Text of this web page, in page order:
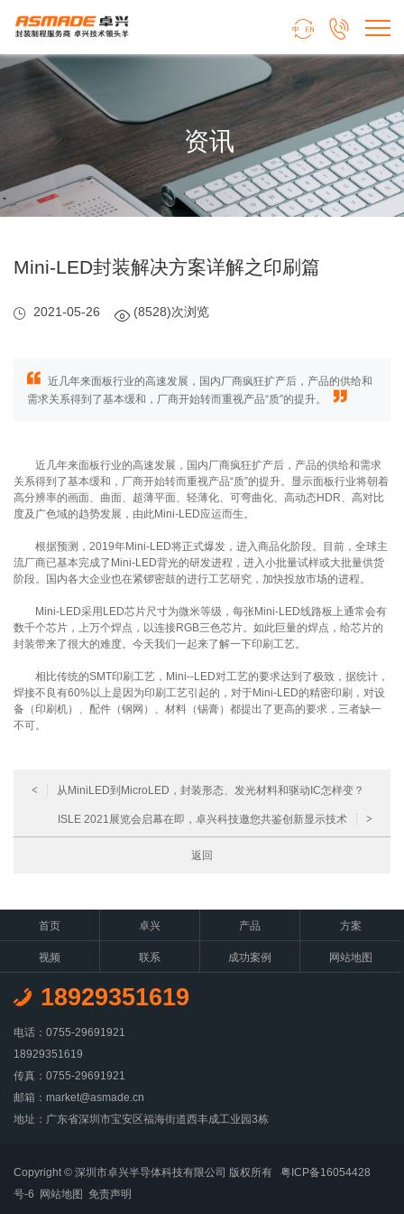


资讯
Mini-LED封装解决方案详解之印刷篇
2021-05-26 (8528)次浏览
近几年来面板行业的高速发展，国内厂商疯狂扩产后，产品的供给和
需求关系得到了基本缓和，厂商开始转而重视产品“质”的提升。
近几年来面板行业的高速发展，国内厂商疯狂扩产后，产品的供给和需求
关系得到了基本缓和，厂商开始转而重视产品“质”的提升。显示面板行业将朝着
高分辨率的画面、曲面、超薄平面、轻薄化、可弯曲化、高动态HDR、高对比
度及广色域的趋势发展，由此Mini-LED应运而生。
根据预测，2019年Mini-LED将正式爆发，进入商品化阶段。目前，全球主
流厂商已基本完成了Mini-LED背光的研发进程，进入小批量试样或大批量供货
阶段。国内各大企业也在紧锣密鼓的进行工艺研究，加快投放市场的进程。
Mini-LED采用LED芯片尺寸为微米等级，每张Mini-LED线路板上通常会有
数千个芯片，上万个焊点，以连接RGB三色芯片。如此巨量的焊点，给芯片的
封装带来了很大的难度。今天我们一起来了解一下印刷工艺。
相比传统的SMT印刷工艺，Mini--LED对工艺的要求达到了极致，据统计，
焊接不良有60%以上是因为印刷工艺引起的，对于Mini-LED的精密印刷，对设
备（印刷机）、配件（钢网）、材料（锡膏）都提出了更高的要求，三者缺一
不可。
< 从MiniLED到MicroLED，封装形态、发光材料和驱动IC怎样变？
ISLE 2021展览会启幕在即，卓兴科技邀您共鉴创新显示技术 >
返回
首页 卓兴 产品 方案
视频 联系 成功案例 网站地图
18929351619
电话：0755-29691921
18929351619
传真：0755-29691921
邮箱：market@asmade.cn
地址：广东省深圳市宝安区福海街道西丰成工业园3栋
Copyright © 深圳市卓兴半导体科技有限公司 版权所有 粤ICP备16054428
号-6
网站地图 免责声明